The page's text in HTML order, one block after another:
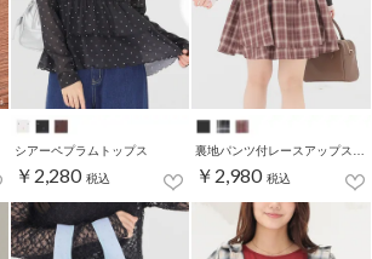
シアーペプラムトップス
￥2,280 税込 ￥2,980 税込